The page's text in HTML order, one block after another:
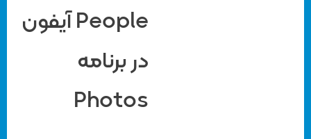
People آیفون
در برنامه
Photos